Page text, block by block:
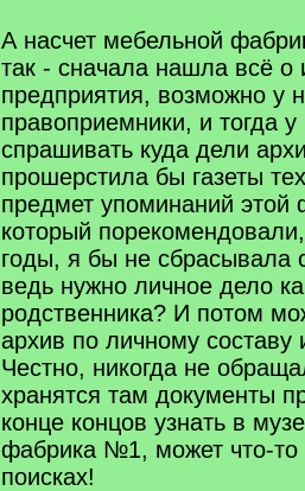
А насчет мебельной
так - сначала нашла всё о
предприятия, возможно у
правоприемники, и тогда
спрашивать куда дели
прошерстила бы газеты
предмет упоминаний
который
годы, я бы не сбрасывала
ведь нужно личное дело
родственника? И потом
архив по личному составу
Честно, никогда не
хранятся там документы
конце концов узнать в
фабрика №1, может что-то
поисках!